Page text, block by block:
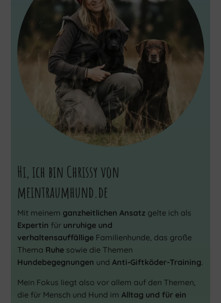
Hi, ich bin Chrissy von
meintraumhund.de
Mit meinem ganzheitlichen Ansatz gelte ich als
Expertin für unruhige und
verhaltensauffälligeFamilienhunde, das große
Thema Ruhesowie die Themen
Hundebegegnungen und Anti-Giftköder-Training.
Mein Fokus liegt also vor allem auf den Themen,
die für Mensch und Hund im Alltag und für ein